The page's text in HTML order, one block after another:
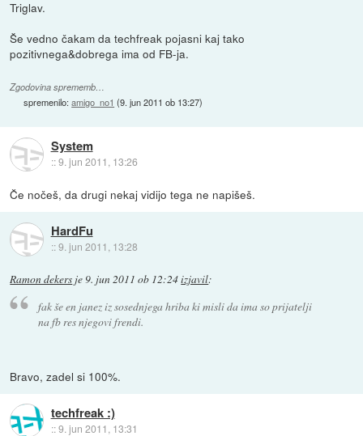
Triglav.
Še vedno čakam da techfreak pojasni kaj tako
pozitivnega&dobrega ima od FB-ja.
Zgodovina sprememb…
spremenilo:amigo_no1 (9. jun 2011 ob 13:27)
System
::9. jun 2011, 13:26
Če nočeš, da drugi nekaj vidijo tega ne napišeš.
HardFu
::9. jun 2011, 13:28
Ramon dekers je9. jun 2011 ob 12:24izjavil:
fak še en janez iz sosednjega hriba ki misli da ima so prijatelji
na fb res njegovi frendi.
Bravo, zadel si 100%.
techfreak :)
::9. jun 2011, 13:31